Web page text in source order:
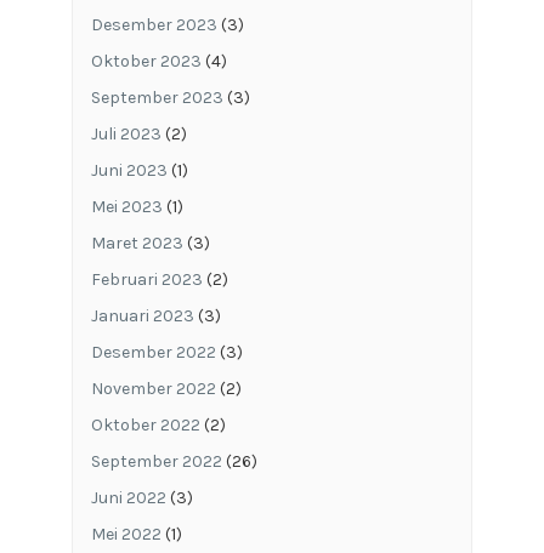
Desember 2023 (3)
Oktober 2023 (4)
September 2023 (3)
Juli 2023 (2)
Juni 2023 (1)
Mei 2023 (1)
Maret 2023 (3)
Februari 2023 (2)
Januari 2023 (3)
Desember 2022 (3)
November 2022 (2)
Oktober 2022 (2)
September 2022 (26)
Juni 2022 (3)
Mei 2022 (1)